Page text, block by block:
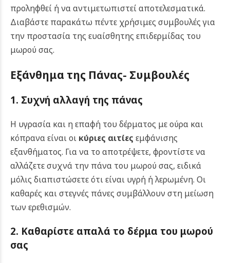
προληφθεί ή να αντιμετωπιστεί αποτελεσματικά.
Διαβάστε παρακάτω πέντε χρήσιμες συμβουλές για
την προστασία της ευαίσθητης επιδερμίδας του
μωρού σας.
Εξάνθημα της Πάνας- Συμβουλές
1. Συχνή αλλαγή της πάνας
Η υγρασία και η επαφή του δέρματος με ούρα και
κόπρανα είναι οι κύριες αιτίες εμφάνισης
εξανθήματος. Για να το αποτρέψετε, φροντίστε να
αλλάζετε συχνά την πάνα του μωρού σας, ειδικά
μόλις διαπιστώσετε ότι είναι υγρή ή λερωμένη. Οι
καθαρές και στεγνές πάνες συμβάλλουν στη μείωση
των ερεθισμών.
2. Καθαρίστε απαλά το δέρμα του μωρού
σας